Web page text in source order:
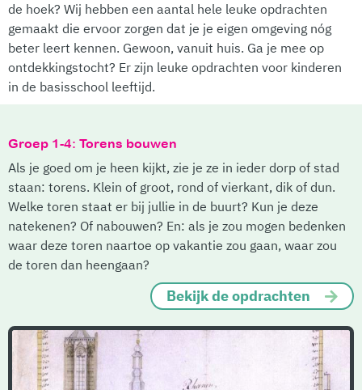
de hoek? Wij hebben een aantal hele leuke opdrachten
gemaakt die ervoor zorgen dat je je eigen omgeving nóg
beter leert kennen. Gewoon, vanuit huis. Ga je mee op
ontdekkingstocht? Er zijn leuke opdrachten voor kinderen
in de basisschool leeftijd.
Groep 1-4: Torens bouwen
Als je goed om je heen kijkt, zie je ze in ieder dorp of stad
staan: torens. Klein of groot, rond of vierkant, dik of dun.
Welke toren staat er bij jullie in de buurt? Kun je deze
natekenen? Of nabouwen? En: als je zou mogen bedenken
waar deze toren naartoe op vakantie zou gaan, waar zou
de toren dan heengaan?
Bekijk de opdrachten